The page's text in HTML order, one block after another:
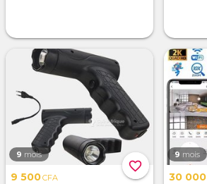
favorite_border
9 mois
9 500CFA
9 mois
30 000